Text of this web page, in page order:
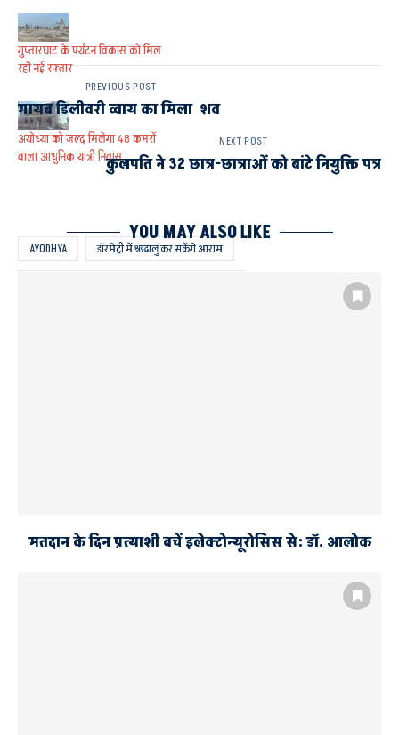
गुप्तारघाट के पर्यटन विकास को मिल
रही नई रफ्तार
अयोध्या को जल्द मिलेगा 48 कमरों
वाला आधुनिक यात्री निवास
AYODHYA डॉरमेट्री में श्रद्धालु कर सकेंगे आराम
PREVIOUS POST
गायब डिलीवरी व्वाय का मिला शव
NEXT POST
कुलपति ने 32 छात्र-छात्राओं को बांटे नियुक्ति पत्र
YOU MAY ALSO LIKE
मतदान के दिन प्रत्याशी बचें इलेक्टोन्यूरोसिस से: डाॅ. आलोक